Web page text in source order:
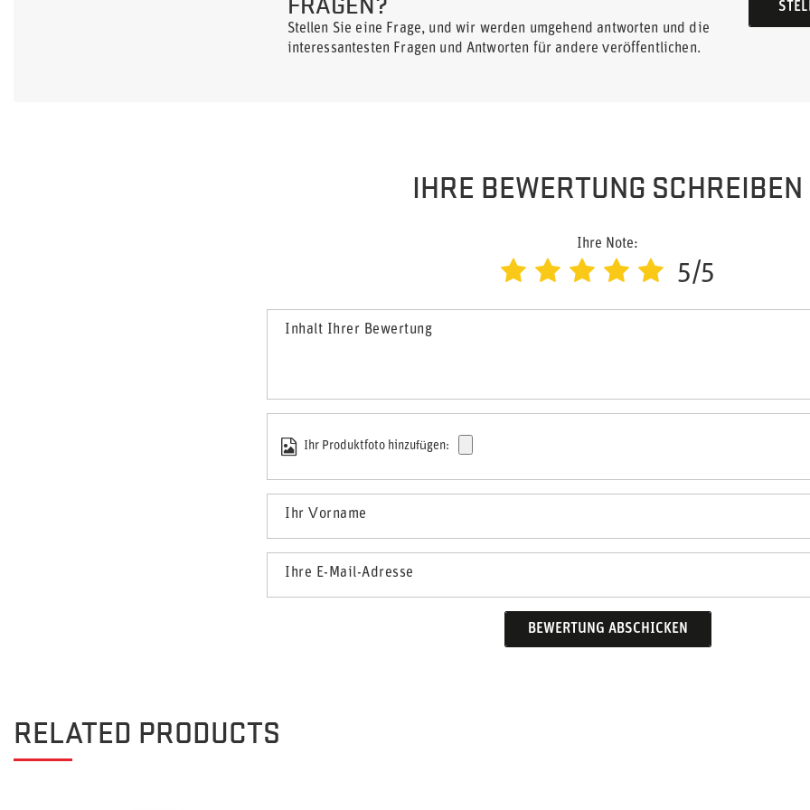
Stellen Sie eine Frage, und wir werden umgehend antworten und die
interessantesten Fragen und Antworten für andere veröffentlichen.
IHRE BEWERTUNG SCHREIBEN
Ihre Note:
5/5
Inhalt Ihrer Bewertung
Ihr Produktfoto hinzufügen:
Ihr Vorname
Ihre E-Mail-Adresse
BEWERTUNG ABSCHICKEN
RELATED PRODUCTS